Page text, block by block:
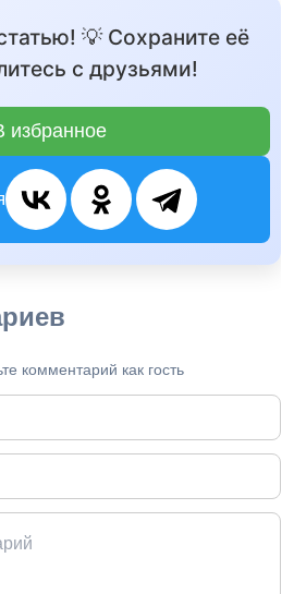
💡 Сохраните её
с друзьями!
избранное
комментарий как гость